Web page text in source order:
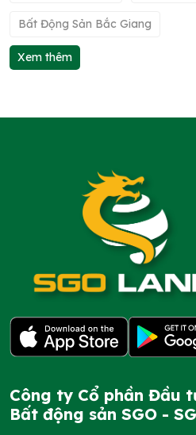
Bất Động Sản Bắc Giang
Xem thêm
Công ty Cổ phần Đầu
Bất động sản SGO -